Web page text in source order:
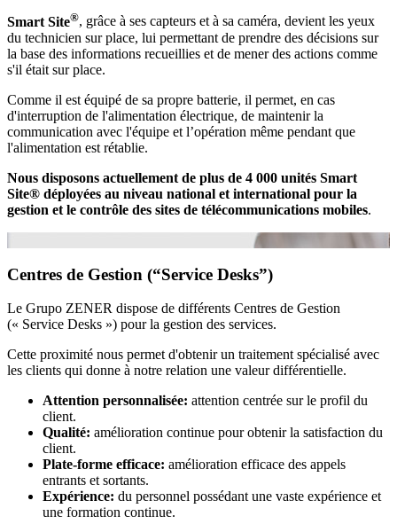
Smart Site®, grâce à ses capteurs et à sa caméra, devient les yeux
du technicien sur place, lui permettant de prendre des décisions sur
la base des informations recueillies et de mener des actions comme
s'il était sur place.
Comme il est équipé de sa propre batterie, il permet, en cas
d'interruption de l'alimentation électrique, de maintenir la
communication avec l'équipe et l’opération même pendant que
l'alimentation est rétablie.
Nous disposons actuellement de plus de 4 000 unités Smart
Site® déployées au niveau national et international pour la
gestion et le contrôle des sites de télécommunications mobiles.
Centres de Gestion (“Service Desks”)
Le Grupo ZENER dispose de différents Centres de Gestion
(« Service Desks ») pour la gestion des services.
Cette proximité nous permet d'obtenir un traitement spécialisé avec
les clients qui donne à notre relation une valeur différentielle.
Attention personnalisée: attention centrée sur le profil du
client.
Qualité: amélioration continue pour obtenir la satisfaction du
client.
Plate-forme efficace: amélioration efficace des appels
entrants et sortants.
Expérience: du personnel possédant une vaste expérience et
une formation continue.